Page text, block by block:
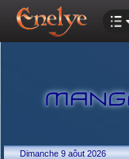
Dimanche 9 aôut 2026